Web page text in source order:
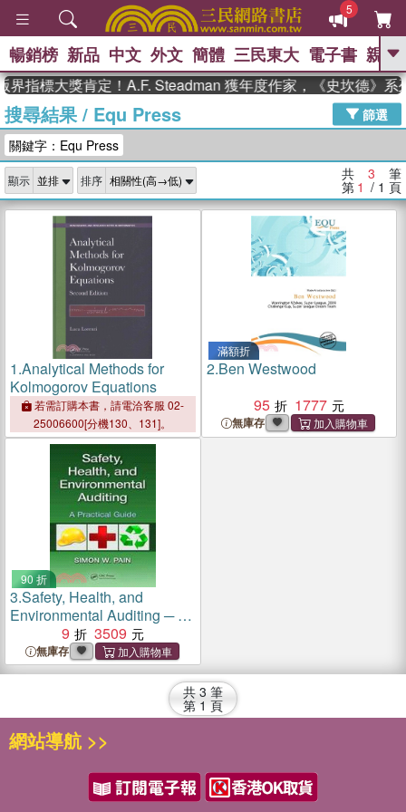
5
GO
熱搜： 高希均教授回憶錄
、 The Odyssey 、 父親節 、 如果歷
獎 臺灣漫遊錄 、 方念華 、 台灣的李
登輝時代
數學女孩：黎曼猜想 、
偉大的迷走神經
暢銷榜 新品 中文 外文 簡體 三民東大 電子書 親子
指標大獎肯定！A.F. Steadman 獲年度作家，《史坎德》系
搜尋結果/ Equ Press
篩選
關鍵字：Equ Press
顯示 排序 共 3 筆
第 1 / 1 頁
1.Analytical Methods for
Kolmogorov Equations
若需訂購本書，請電洽客服 02-
25006600[分機130、131]。
滿額折
2.Ben Westwood
95
1777
無庫存
90 折
3.Safety, Health, and
Environmental Auditing ─ A
Practical Guide
9 3509
無庫存
共 3 筆
第 1 頁
網站導航 >>